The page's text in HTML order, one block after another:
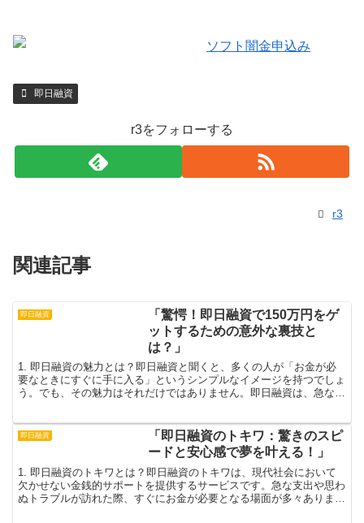
即日融資
r3をフォローする
r3
関連記事
即日融資
「驚愕！即日融資で150万円をゲ
ットするための意外な裏技と
は？」
1. 即日融資の魅力とは？即日融資と聞くと、多くの人が「お金が必
要なときにすぐに手に入る」というシンプルなイメージを持つでしょ
う。でも、その魅力はそれだけではありません。即日融資は、急な出
即日融資
「即日融資のトキワ：驚きのスピ
ードと安心感で夢を叶える！」
1. 即日融資のトキワとは？即日融資のトキワは、現代社会において
欠かせない金銭的サポートを提供するサービスです。急な支出や思わ
ぬトラブルが訪れた際、すぐにお金が必要となる場面が多々ありま